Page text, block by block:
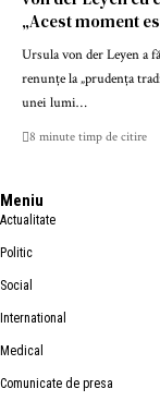
„Acest moment
Ursula von der Leyen a
renunțe la „prudența
unei lumi…
8 minute timp de citire
Meniu
Actualitate
Politic
Social
International
Medical
Comunicate de presa